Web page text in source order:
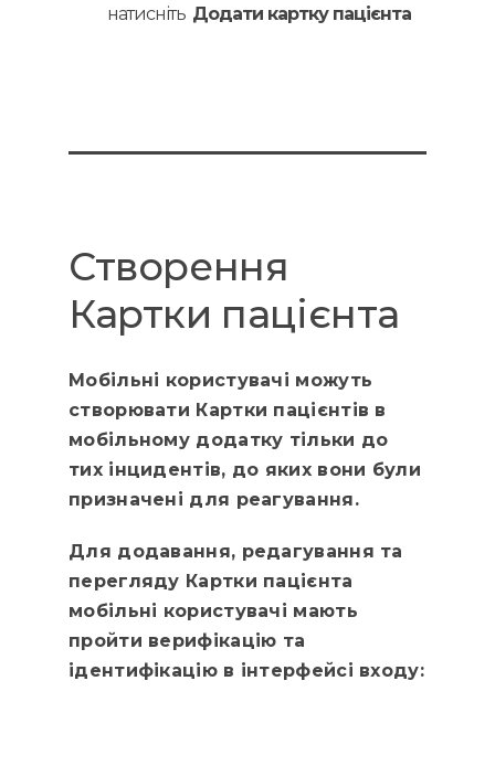
натисніть Додати картку пацієнта
Створення
Картки пацієнта
Мобільні користувачі можуть
створювати Картки пацієнтів в
мобільному додатку тільки до
тих інцидентів, до яких вони були
призначені для реагування.
Для додавання, редагування та
перегляду Картки пацієнта
мобільні користувачі мають
пройти верифікацію та
ідентифікацію в інтерфейсі входу: